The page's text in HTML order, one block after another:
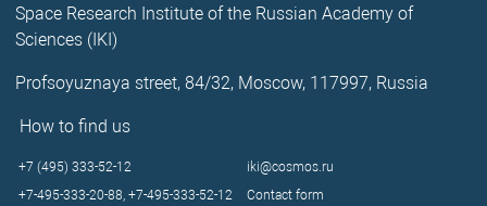
Space Research Institute of the Russian Academy of
Sciences (IKI)
Profsoyuznaya street, 84/32, Moscow, 117997, Russia
How to find us
+7 (495) 333-52-12
iki@cosmos.ru
+7-495-333-20-88,+7-495-333-52-12 Contact form